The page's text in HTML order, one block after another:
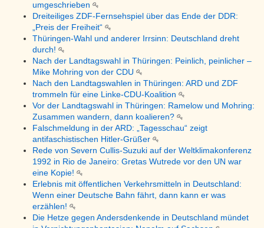
umgeschrieben
Dreiteiliges ZDF-Fernsehspiel über das Ende der DDR:
„Preis der Freiheit“
Thüringen-Wahl und anderer Irrsinn: Deutschland dreht
durch!
Nach der Landtagswahl in Thüringen: Peinlich, peinlicher –
Mike Mohring von der CDU
Nach den Landtagswahlen in Thüringen: ARD und ZDF
trommeln für eine Linke-CDU-Koalition
Vor der Landtagswahl in Thüringen: Ramelow und Mohring:
Zusammen wandern, dann koalieren?
Falschmeldung in der ARD: „Tagesschau“ zeigt
antifaschistischen Hitler-Grüßer
Rede von Severn Cullis-Suzuki auf der Weltklimakonferenz
1992 in Rio de Janeiro: Gretas Wutrede vor den UN war
eine Kopie!
Erlebnis mit öffentlichen Verkehrsmitteln in Deutschland:
Wenn einer Deutsche Bahn fährt, dann kann er was
erzählen!
Die Hetze gegen Andersdenkende in Deutschland mündet